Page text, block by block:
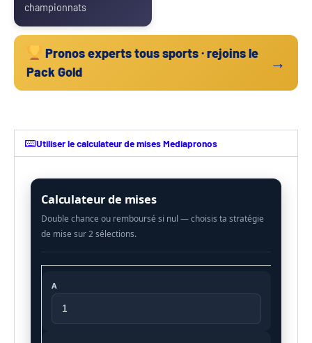
championnats
Pronos experts tous sports · rejoins le
Pack Gold
→
Utiliser le calculateur de mises Mediapronos
Calculateur de mises
A